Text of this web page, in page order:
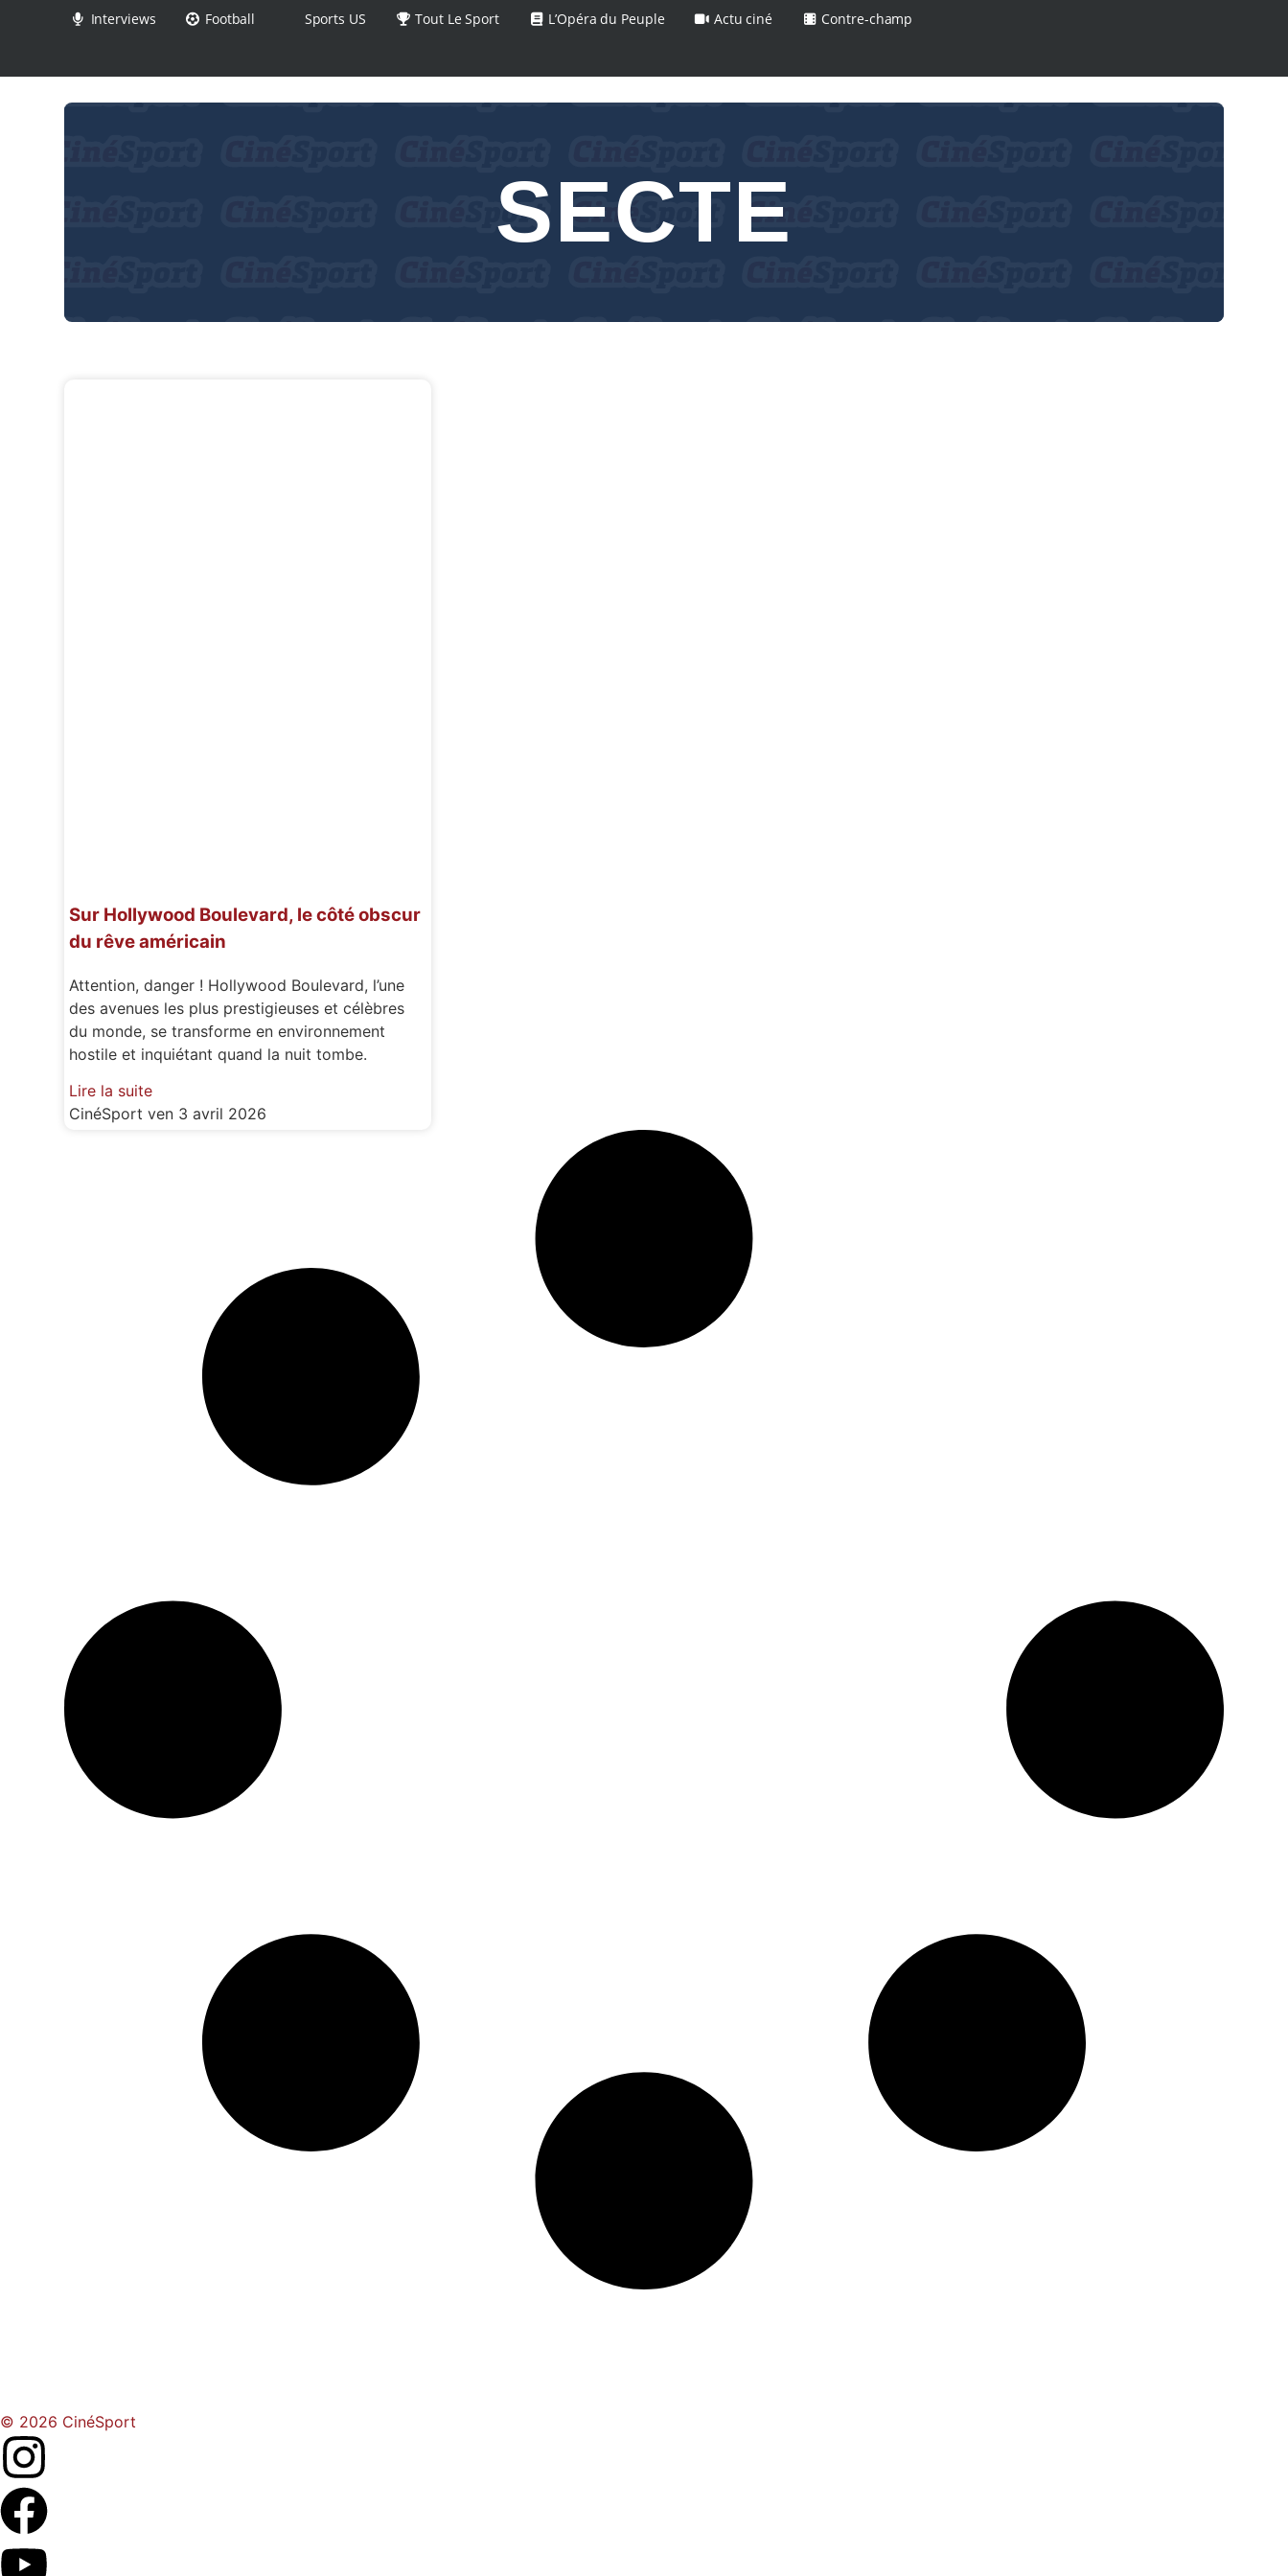
Interviews Football Sports US Tout Le Sport L’Opéra du Peuple Actu ciné Contre-champ
SECTE
Sur Hollywood Boulevard, le côté obscur
du rêve américain
Attention, danger ! Hollywood Boulevard, l’une
des avenues les plus prestigieuses et célèbres
du monde, se transforme en environnement
hostile et inquiétant quand la nuit tombe.
Lire la suite
CinéSportven 3 avril 2026
© 2026 CinéSport